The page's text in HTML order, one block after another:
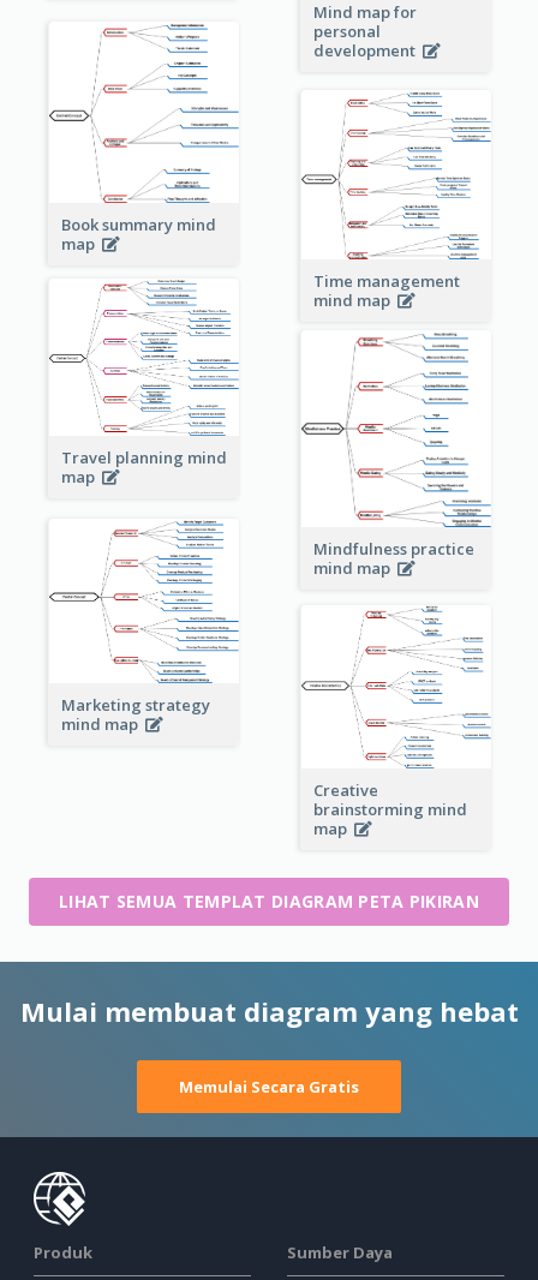
Mind map for
personal
development
Book summary mind
map
Time management
mind map
Travel planning mind
map
Mindfulness practice
mind map
Marketing strategy
mind map
Creative
brainstorming mind
map
LIHAT SEMUA TEMPLAT DIAGRAM PETA PIKIRAN
Mulai membuat diagram yang hebat
Memulai Secara Gratis
Produk Sumber Daya